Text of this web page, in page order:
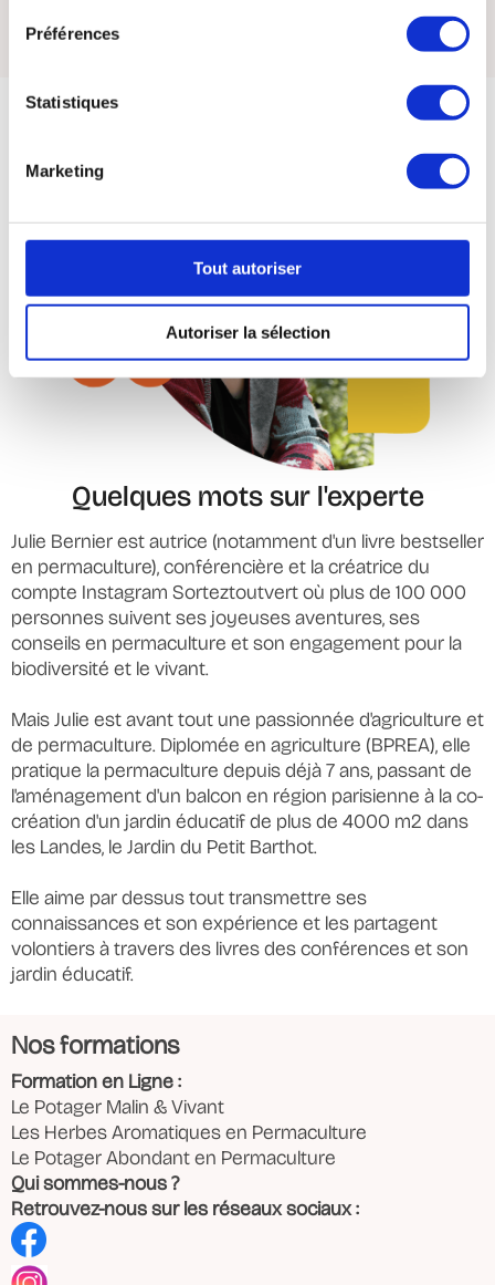
Préférences
Statistiques
Marketing
Tout autoriser
Autoriser la sélection
Quelques mots sur l'experte
Julie Bernier est autrice (notamment d'un livre bestseller
en permaculture), conférencière et la créatrice du
compte Instagram Sorteztoutvert où plus de 100 000
personnes suivent ses joyeuses aventures, ses
conseils en permaculture et son engagement pour la
biodiversité et le vivant.
Mais Julie est avant tout une passionnée d'agriculture et
de permaculture. Diplomée en agriculture (BPREA), elle
pratique la permaculture depuis déjà 7 ans, passant de
l'aménagement d'un balcon en région parisienne à la co-
création d'un jardin éducatif de plus de 4000 m2 dans
les Landes, le Jardin du Petit Barthot.
Elle aime par dessus tout transmettre ses
connaissances et son expérience et les partagent
volontiers à travers des livres des conférences et son
jardin éducatif.
Nos formations
Formation en Ligne :
Le Potager Malin & Vivant
Les Herbes Aromatiques en Permaculture
Le Potager Abondant en Permaculture
Qui sommes-nous ?
Retrouvez-nous sur les réseaux sociaux :